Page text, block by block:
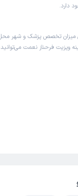
دارد.
میزان تخصص پزشک و شهر
ویزیت فرحناز نعمت می‌توانید